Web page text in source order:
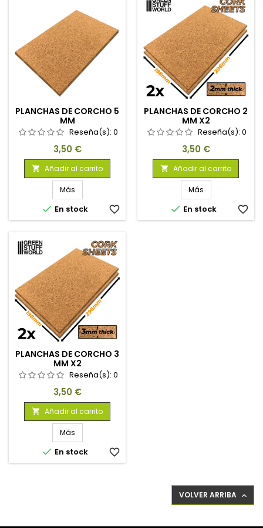
PLANCHAS DE CORCHO 5
MM
Reseña(s): 0
Precio
3,50 €
 Añadir al carrito
Más
 En stock favorite_border
PLANCHAS DE CORCHO 2
MM X2
Reseña(s): 0
Precio
3,50 €
 Añadir al carrito
Más
 En stock favorite_border
PLANCHAS DE CORCHO 3
MM X2
Reseña(s): 0
Precio
3,50 €
 Añadir al carrito
Más
 En stock favorite_border
VOLVER ARRIBA 